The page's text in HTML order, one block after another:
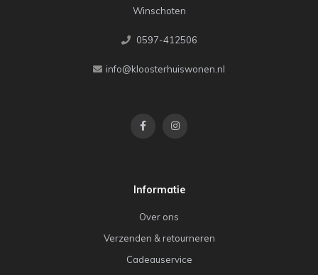
Winschoten
0597-412506
info@kloosterhuiswonen.nl
Informatie
Over ons
Verzenden & retourneren
Cadeauservice